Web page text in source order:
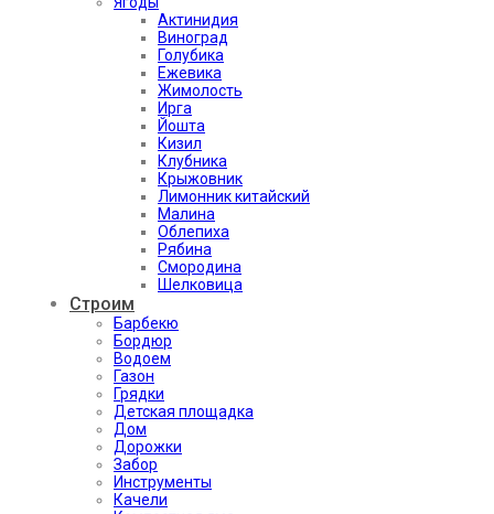
Актинидия
Виноград
Голубика
Ежевика
Жимолость
Ирга
Йошта
Кизил
Клубника
Крыжовник
Лимонник китайский
Малина
Облепиха
Рябина
Смородина
Шелковица
Строим
Барбекю
Бордюр
Водоем
Газон
Грядки
Детская площадка
Дом
Дорожки
Забор
Инструменты
Качели